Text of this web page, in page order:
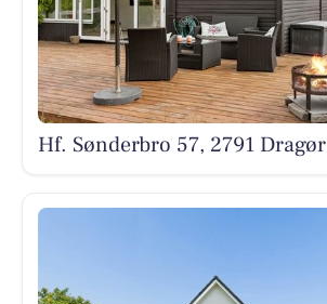
Hf. Sønderbro 57, 2791 Dragør